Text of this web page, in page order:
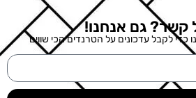
קשר? גם אנחנו!
כדי לקבל עדכונים על הטרנדים הכי שווים